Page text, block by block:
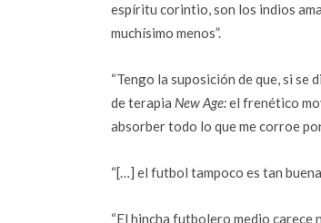
espíritu corintio, son los indios
muchísimo menos”.
“Tengo la suposición de que, si
de terapia New Age:el frenético
absorber todo lo que me corroe
“[…] el futbol tampoco es tan
“El hincha futbolero medio carece